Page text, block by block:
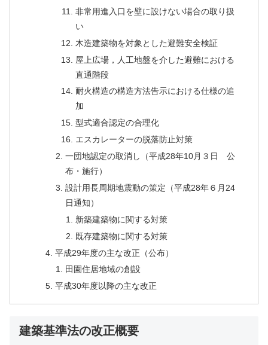
非常用進入口を壁に設けない場合の取り扱
い
木造建築物を対象とした避難安全検証
屋上広場，人工地盤を介した避難における
直通階段
耐火構造の構造方法告示における仕様の追
加
型式適合認定の合理化
エスカレーターの脱落防止対策
一団地認定の取消し（平成28年10月３日 公
布・施行）
設計用長周期地震動の策定（平成28年６月24
日通知）
新築建築物に関する対策
既存建築物に関する対策
平成29年度の主な改正（公布）
田園住居地域の創設
平成30年度以降の主な改正
建築基準法の改正概要